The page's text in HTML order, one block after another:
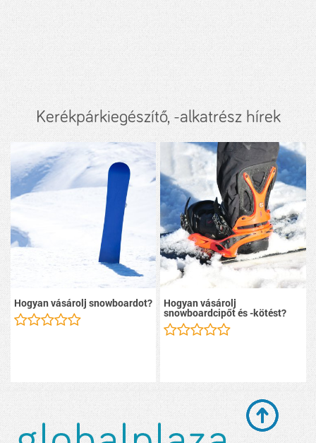
Kerékpárkiegészítő, -alkatrész hírek
Hogyan vásárolj snowboardot? Hogyan vásárolj
snowboardcipőt és -kötést?